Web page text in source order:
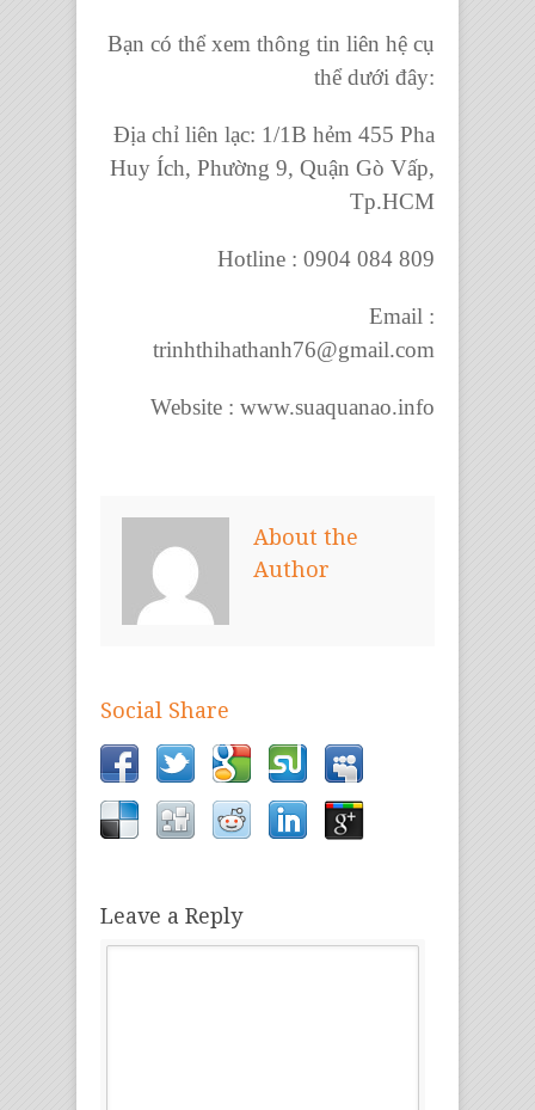
Bạn có thể xem thông tin liên hệ cụ
thể dưới đây:
Địa chỉ liên lạc: 1/1B hẻm 455 Pha
Huy Ích, Phường 9, Quận Gò Vấp,
Tp.HCM
Hotline : 0904 084 809
Email :
trinhthihathanh76@gmail.com
Website : www.suaquanao.info
About the
Author
Social Share
Leave a Reply